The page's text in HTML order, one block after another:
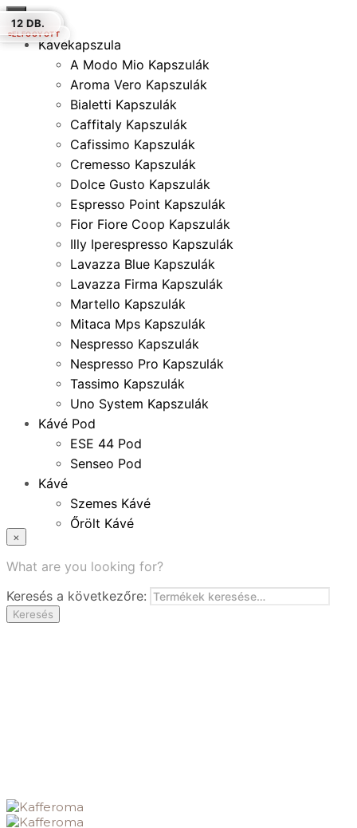
×
Kávékapszula
A Modo Mio Kapszulák
Aroma Vero Kapszulák
Bialetti Kapszulák
Caffitaly Kapszulák
Cafissimo Kapszulák
Cremesso Kapszulák
Dolce Gusto Kapszulák
Espresso Point Kapszulák
Fior Fiore Coop Kapszulák
Illy Iperespresso Kapszulák
Lavazza Blue Kapszulák
Lavazza Firma Kapszulák
Martello Kapszulák
Mitaca Mps Kapszulák
Nespresso Kapszulák
Nespresso Pro Kapszulák
Tassimo Kapszulák
Uno System Kapszulák
Kávé Pod
ESE 44 Pod
Senseo Pod
Kávé
Szemes Kávé
Őrölt Kávé
Instant Kávé
Zacskó Tea
Tartozékok
×
What are you looking for?
Keresés a következőre:
Keresés
90 DB.
12 DB.
12 DB.
ELFOGYOTT
50 DB.
30 DB.
16 DB.
ELFOGYOTT
12 DB.